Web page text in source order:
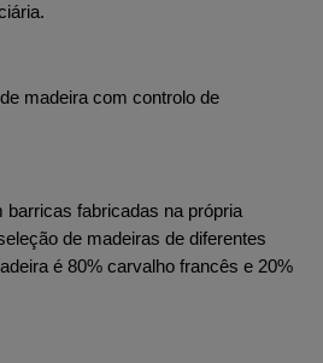
madeira com controlo de
barricas fabricadas na própria
de madeiras de diferentes
é 80% carvalho francês e 20%